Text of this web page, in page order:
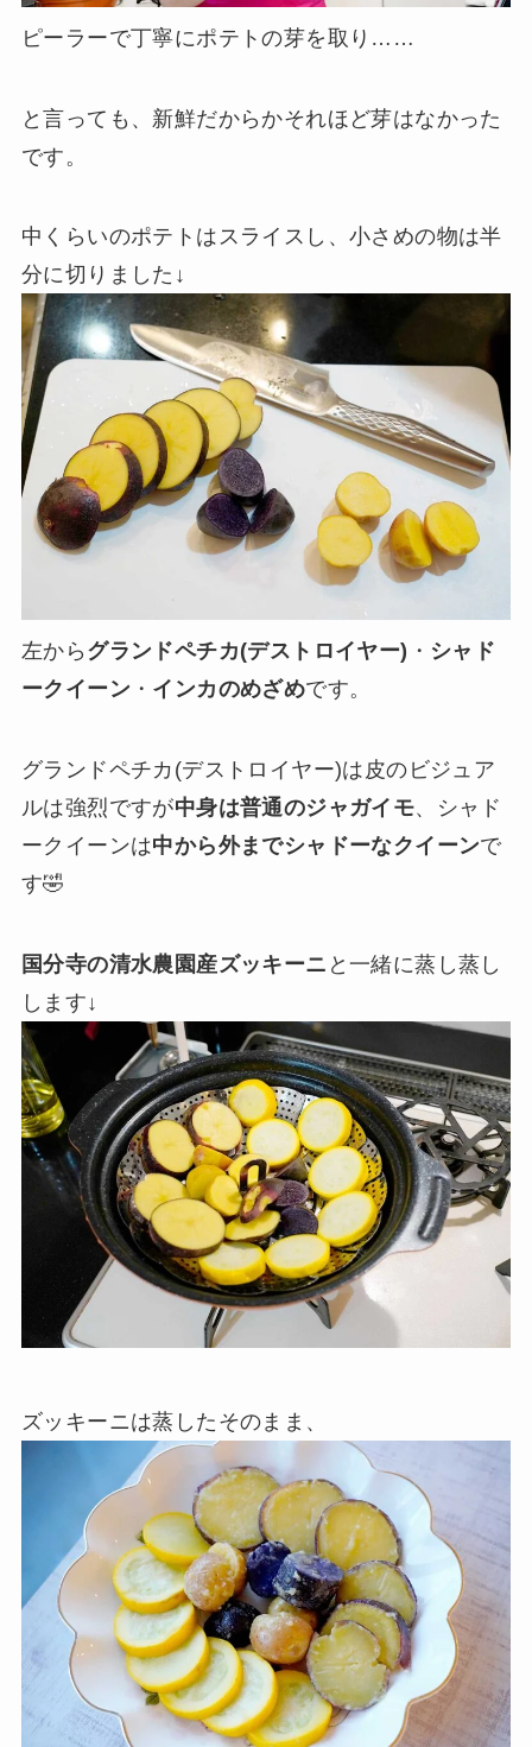
ピーラーで丁寧にポテトの芽を取り……
と言っても、新鮮だからかそれほど芽はなかった
です。
中くらいのポテトはスライスし、小さめの物は半
分に切りました↓
左から グランドペチカ(デストロイヤー) ・ シャド
ークイーン・ インカのめざめです。
グランドペチカ(デストロイヤー)は皮のビジュア
ルは強烈ですが中身は普通のジャガイモ、シャド
ークイーンは中から外までシャドーなクイーンで
す🤣
国分寺の清水農園産ズッキーニ と一緒に蒸し蒸し
します↓
ズッキーニは蒸したそのまま、